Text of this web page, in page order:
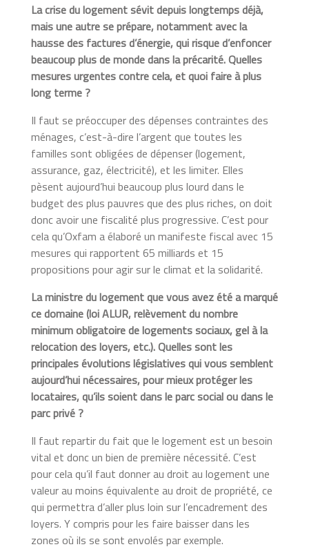
La crise du logement sévit depuis longtemps déjà,
mais une autre se prépare, notamment avec la
hausse des factures d’énergie, qui risque d’enfoncer
beaucoup plus de monde dans la précarité. Quelles
mesures urgentes contre cela, et quoi faire à plus
long terme ?
Il faut se préoccuper des dépenses contraintes des
ménages, c’est-à-dire l’argent que toutes les
familles sont obligées de dépenser (logement,
assurance, gaz, électricité), et les limiter. Elles
pèsent aujourd’hui beaucoup plus lourd dans le
budget des plus pauvres que des plus riches, on doit
donc avoir une fiscalité plus progressive. C’est pour
cela qu’Oxfam a élaboré un manifeste fiscal avec 15
mesures qui rapportent 65 milliards et 15
propositions pour agir sur le climat et la solidarité.
La ministre du logement que vous avez été a marqué
ce domaine (loi ALUR, relèvement du nombre
minimum obligatoire de logements sociaux, gel à la
relocation des loyers, etc.). Quelles sont les
principales évolutions législatives qui vous semblent
aujourd’hui nécessaires, pour mieux protéger les
locataires, qu’ils soient dans le parc social ou dans le
parc privé ?
Il faut repartir du fait que le logement est un besoin
vital et donc un bien de première nécessité. C’est
pour cela qu’il faut donner au droit au logement une
valeur au moins équivalente au droit de propriété, ce
qui permettra d’aller plus loin sur l’encadrement des
loyers. Y compris pour les faire baisser dans les
zones où ils se sont envolés par exemple.